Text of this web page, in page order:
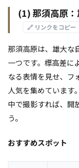
(1) 那須高原
🔗 リンクをコピー
那須高原は、雄大な
一つです。標高差に
なる表情を見せ、フ
人気を集めています
中で撮影すれば、開
う。
おすすめスポット